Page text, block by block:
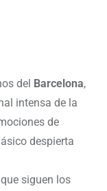
del Barcelona,
intensa de la
de
despierta
siguen los